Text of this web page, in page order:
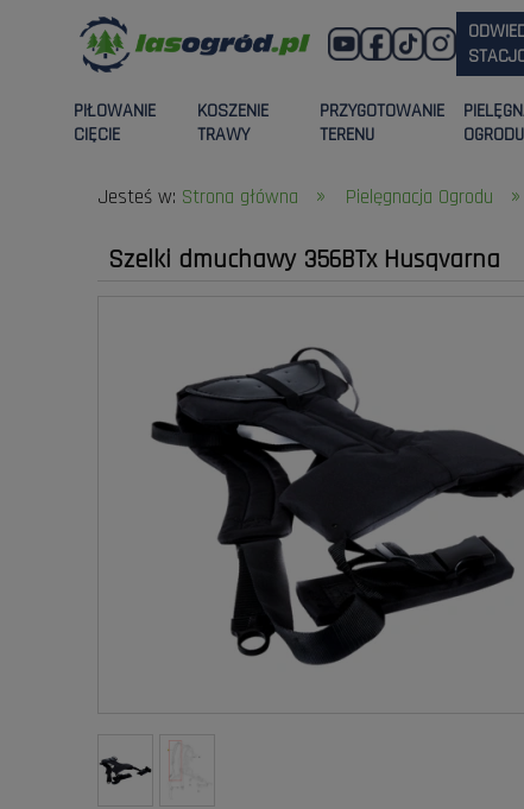
PIŁOWANIE
CIĘCIE
KOSZENIE
TRAWY
PRZYGOTOWANIE
TERENU
OGRODU
Jesteś w: Strona główna » Pielęgnacja Ogrodu »
Szelki dmuchawy 356BTx Husqvarna